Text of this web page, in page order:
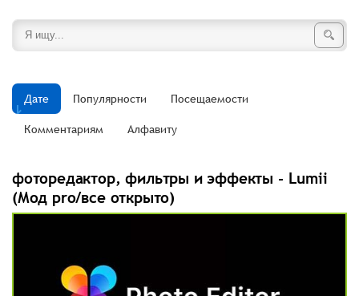
Дате Популярности Посещаемости
Комментариям Алфавиту
фоторедактор, фильтры и эффекты - Lumii
(Мод pro/все открыто)